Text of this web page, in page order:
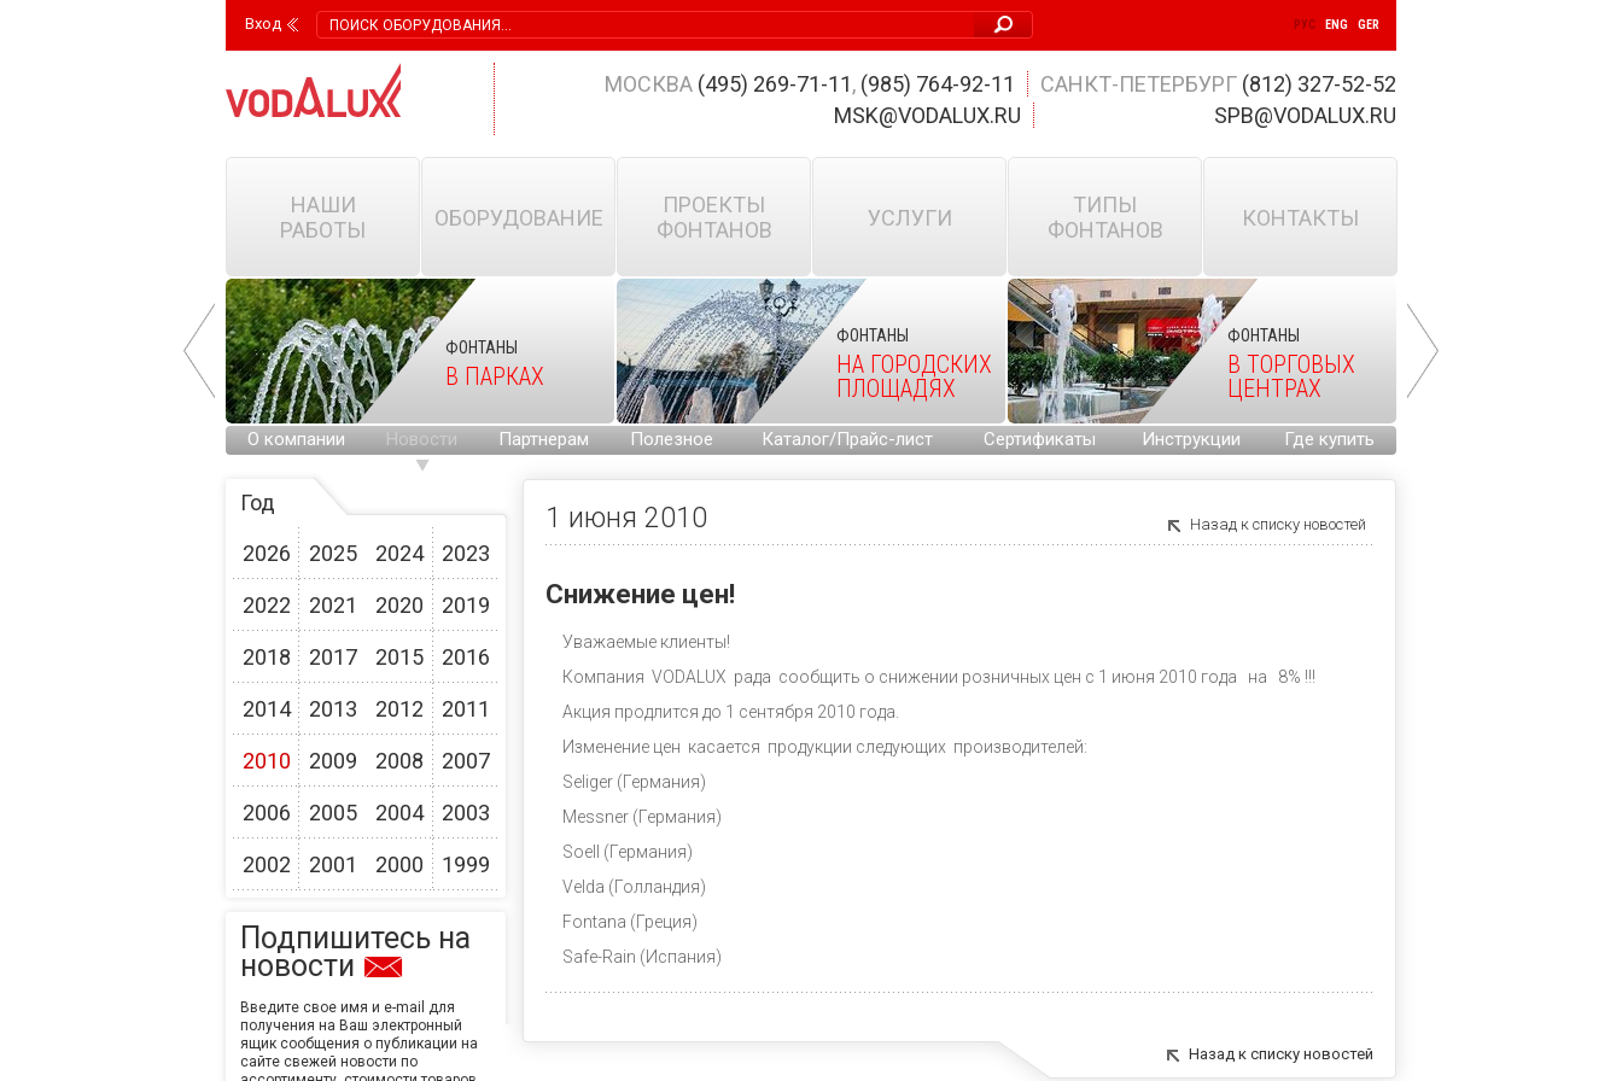
Вход РУС ENG GER
МОСКВА (495) 269-71-11, (985) 764-92-11 САНКТ-ПЕТЕРБУРГ (812) 327-52-52
MSK@VODALUX.RU
SPB@VODALUX.RU
НАШИ
РАБОТЫ
ОБОРУДОВАНИЕ
ПРОЕКТЫ
ФОНТАНОВ
УСЛУГИ
ТИПЫ
ФОНТАНОВ
КОНТАКТЫ
НА ГОРОДСКИХ
ФОНТАНЫ
В ПАРКАХ
ФОНТАНЫ
НА ГОРОДСКИХ
ПЛОЩАДЯХ
ФОНТАНЫ
В ТОРГОВЫХ
ЦЕНТРАХ
О компании Новости Партнерам Полезное Каталог/Прайс-лист Сертификаты Инструкции Где купить
Год
2026
2025 2024 2023
2022 2021 2020 2019
2018 2017 2015 2016
2014 2013 2012 2011
2010 2009 2008 2007
2006 2005 2004 2003
2002 2001 2000 1999
Подпишитесь на
новости
Введите свое имя и e-mail для
получения на Ваш электронный
ящик сообщения о публикации на
сайте свежей новости по
1 июня 2010 Назад к списку новостей
Снижение цен!
Уважаемые клиенты!
Компания VODALUX рада сообщить о снижении розничных цен с 1 июня 2010 года на 8% !!!
Акция продлится до 1 сентября 2010 года.
Изменение цен касается продукции следующих производителей:
Seliger (Германия)
Messner (Германия)
Soell (Германия)
Velda (Голландия)
Fontana (Греция)
Safe-Rain (Испания)
Назад к списку новостей